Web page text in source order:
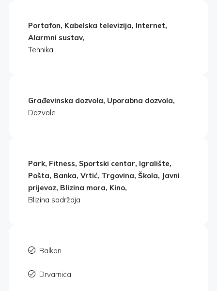
Portafon, Kabelska televizija, Internet,
Alarmni sustav,
Tehnika
Građevinska dozvola, Uporabna dozvola,
Dozvole
Park, Fitness, Sportski centar, Igralište,
Pošta, Banka, Vrtić, Trgovina, Škola, Javni
prijevoz, Blizina mora, Kino,
Blizina sadržaja
Balkon
Drvarnica